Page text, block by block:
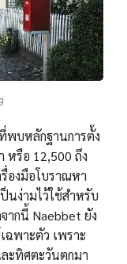
บหลักฐานการตั้ง
รือ 12,500 ถึง
องมือโบราณหา
นง่ามไว้ใช้สำหรับ
ากนี้ Naebbet ยัง
พาะตัว เพราะ
ะทิศตะวันตกมา